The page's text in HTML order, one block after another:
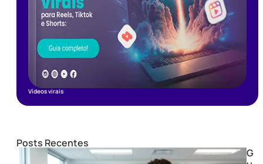
Vídeos virais
Posts Recentes
G